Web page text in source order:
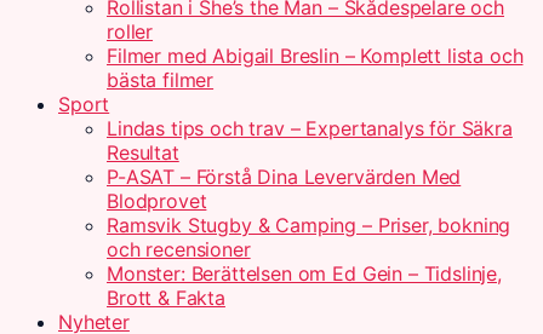
Rollistan i She’s the Man – Skådespelare och
roller
Filmer med Abigail Breslin – Komplett lista och
bästa filmer
Sport
Lindas tips och trav – Expertanalys för Säkra
Resultat
P-ASAT – Förstå Dina Levervärden Med
Blodprovet
Ramsvik Stugby & Camping – Priser, bokning
och recensioner
Monster: Berättelsen om Ed Gein – Tidslinje,
Brott & Fakta
Nyheter